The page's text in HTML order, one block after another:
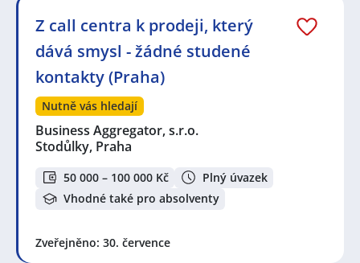
Z call centra k prodeji, který
dává smysl - žádné studené
kontakty (Praha)
Nutně vás hledají
Business Aggregator, s.r.o.
Stodůlky, Praha
50 000 – 100 000 Kč
Plný úvazek
Vhodné také pro absolventy
Zveřejněno: 30. července